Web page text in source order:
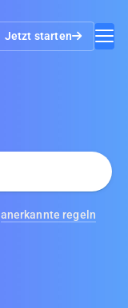
Jetzt starten
anerkannte regeln